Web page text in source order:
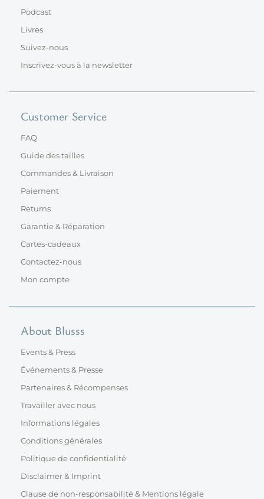
Podcast
Livres
Suivez-nous
Inscrivez-vous à la newsletter
Customer Service
FAQ
Guide des tailles
Commandes & Livraison
Paiement
Returns
Garantie & Réparation
Cartes-cadeaux
Contactez-nous
Mon compte
About Blusss
Events & Press
Événements & Presse
Partenaires & Récompenses
Travailler avec nous
Informations légales
Conditions générales
Politique de confidentialité
Disclaimer & Imprint
Clause de non-responsabilité & Mentions légale